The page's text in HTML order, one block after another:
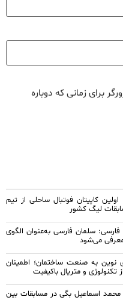
برای زمانی که دوباره
کاپیتان فوتبال ساحلی از تیم
لیگ کشور
فارسی: سلمان فارسی به‌عنوان الگوی
می‌شود
نوین به صنعت ساختمان؛ اطمینان
تکنولوژی و متریال باکیفیت
اسماعیل بگی در مسابقات بین